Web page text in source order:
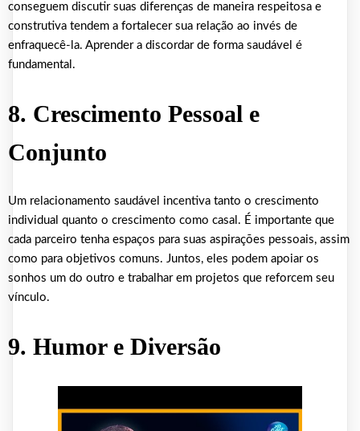
conseguem discutir suas diferenças de maneira respeitosa e
construtiva tendem a fortalecer sua relação ao invés de
enfraquecê-la. Aprender a discordar de forma saudável é
fundamental.
8. Crescimento Pessoal e
Conjunto
Um relacionamento saudável incentiva tanto o crescimento
individual quanto o crescimento como casal. É importante que
cada parceiro tenha espaços para suas aspirações pessoais, assim
como para objetivos comuns. Juntos, eles podem apoiar os
sonhos um do outro e trabalhar em projetos que reforcem seu
vínculo.
9. Humor e Diversão